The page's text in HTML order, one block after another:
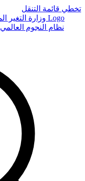
تخطي قائمة التنقل
Logo
نظام النجوم العالمي